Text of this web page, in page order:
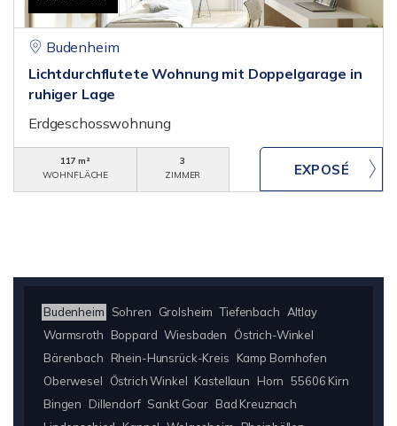
Budenheim
Lichtdurchflutete Wohnung mit Doppelgarage in
ruhiger Lage
Erdgeschosswohnung
117 m²
WOHNFLÄCHE
3
ZIMMER
Budenheim Sohren Grolsheim Tiefenbach Altlay
Warmsroth
Boppard Wiesbaden
Östrich-Winkel
Bärenbach
Rhein-Hunsrück-Kreis
Kamp Bornhofen
Oberwesel
Östrich Winkel Kastellaun Horn 55606 Kirn
Bingen
Dillendorf Sankt Goar Bad Kreuznach